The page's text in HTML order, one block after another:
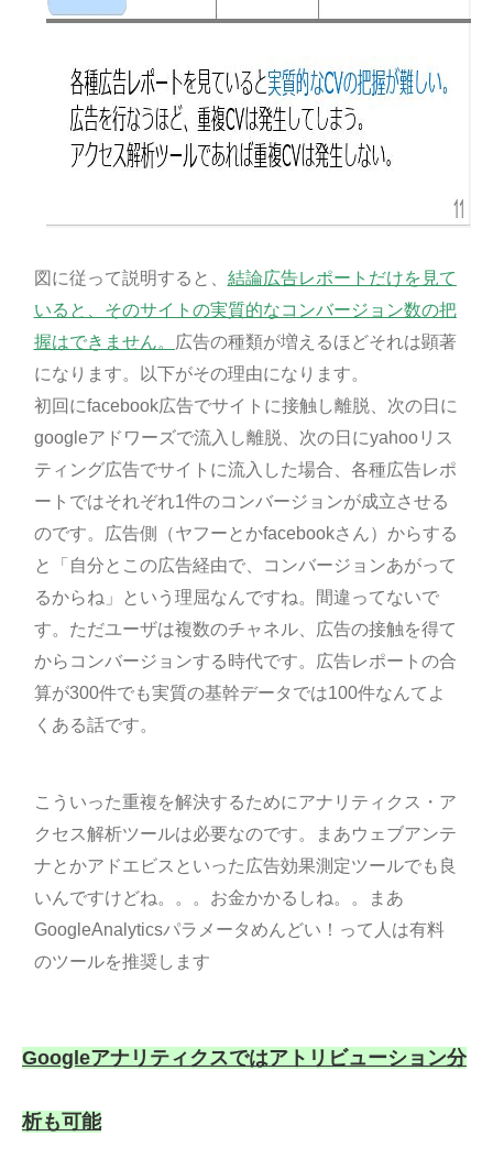
図に従って説明すると、 結論広告レポートだけを見て
いると、そのサイトの実質的なコンバージョン数の把
握はできません。
広告の種類が増えるほどそれは顕著
になります。以下がその理由になります。
初回にfacebook広告でサイトに接触し離脱、次の日に
googleアドワーズで流入し離脱、次の日にyahooリス
ティング広告でサイトに流入した場合、各種広告レポ
ートではそれぞれ1件のコンバージョンが成立させる
のです。広告側（ヤフーとかfacebookさん）からする
と「自分とこの広告経由で、コンバージョンあがって
るからね」という理屈なんですね。間違ってないで
す。ただユーザは複数のチャネル、広告の接触を得て
からコンバージョンする時代です。広告レポートの合
算が300件でも実質の基幹データでは100件なんてよ
くある話です。
こういった重複を解決するためにアナリティクス・ア
クセス解析ツールは必要なのです。まあウェブアンテ
ナとかアドエビスといった広告効果測定ツールでも良
いんですけどね。。。お金かかるしね。。まあ
GoogleAnalyticsパラメータめんどい！って人は有料
のツールを推奨します
Googleアナリティクスではアトリビューション分
析も可能